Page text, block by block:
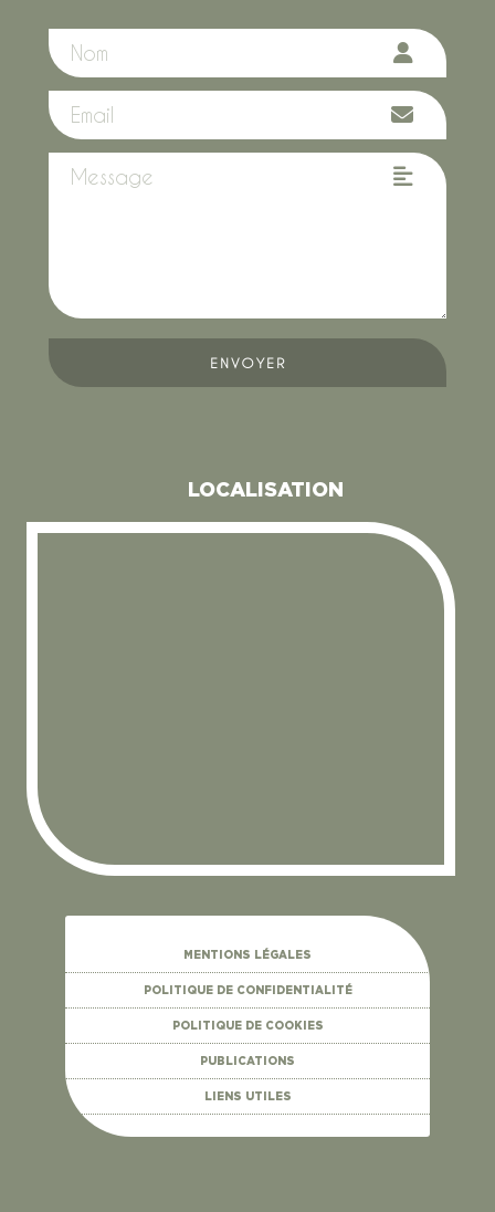
ENVOYER
LOCALISATION
MENTIONS LÉGALES
POLITIQUE DE CONFIDENTIALITÉ
POLITIQUE DE COOKIES
PUBLICATIONS
LIENS UTILES